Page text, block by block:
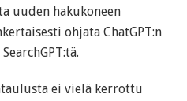
uuden hakukoneen
ohjata ChatGPT:n
ei vielä kerrottu